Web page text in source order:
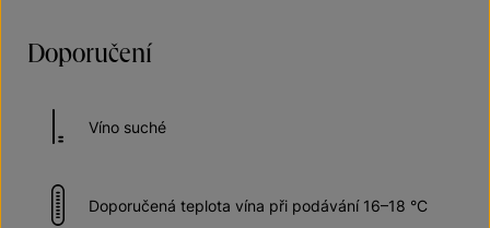
Doporučení
Víno suché
Doporučená teplota vína při podávání 16–18 °C